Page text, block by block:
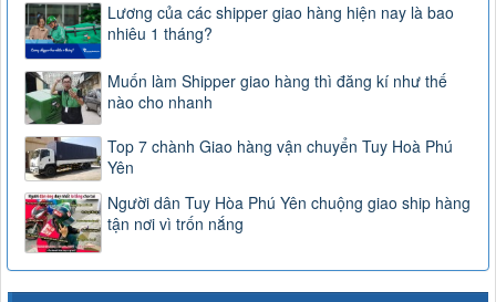
Lương của các shipper giao hàng hiện nay là bao
nhiêu 1 tháng?
Muốn làm Shipper giao hàng thì đăng kí như thế
nào cho nhanh
Top 7 chành Giao hàng vận chuyển Tuy Hoà Phú
Yên
Người dân Tuy Hòa Phú Yên chuộng giao ship hàng
tận nơi vì trốn nắng